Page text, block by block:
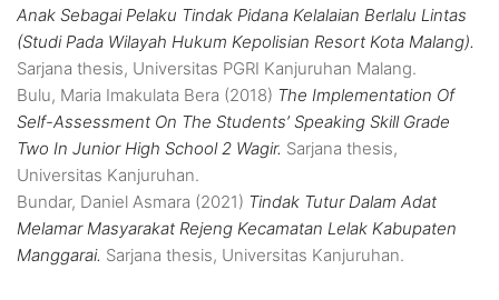
Anak Sebagai Pelaku Tindak Pidana Kelalaian Berlalu Lintas
(Studi Pada Wilayah Hukum Kepolisian Resort Kota Malang).
Sarjana thesis, Universitas PGRI Kanjuruhan Malang.
Bulu, Maria Imakulata Bera (2018) The Implementation Of
Self-Assessment On The Students’ Speaking Skill Grade
Two In Junior High School 2 Wagir. Sarjana thesis,
Universitas Kanjuruhan.
Bundar, Daniel Asmara (2021) Tindak Tutur Dalam Adat
Melamar Masyarakat Rejeng Kecamatan Lelak Kabupaten
Manggarai. Sarjana thesis, Universitas Kanjuruhan.